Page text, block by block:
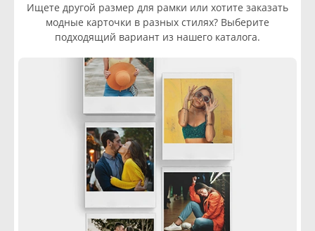
Ищете другой размер для рамки или хотите заказать
модные карточки в разных стилях? Выберите
подходящий вариант из нашего каталога.